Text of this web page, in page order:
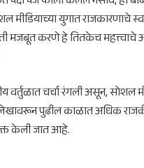
मीडियाच्या युगात राजकारणाचे
मजबूत करणे हे तितकेच महत्त्वाचे
वर्तुळात चर्चा रंगली असून, सोशल
पुढील काळात अधिक
केली जात आहे.